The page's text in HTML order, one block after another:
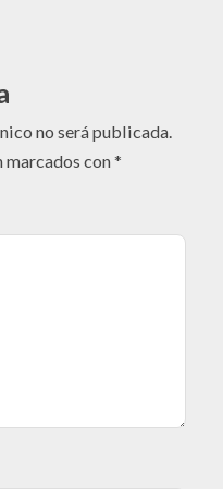
no será publicada.
con*